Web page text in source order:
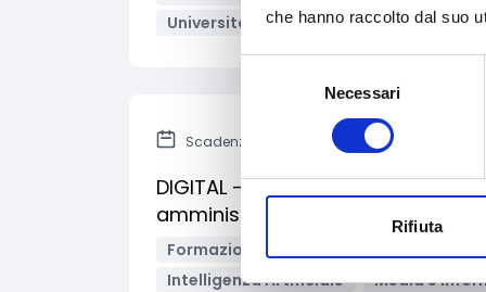
che hanno raccolto dal suo
Necessari
Rifiuta
Università/Centri di ricerca
Bandi
Scadenza: 19 maggio 2026
DIGITAL - Accelerare il miglior
amministrazioni innovative e
Formazione e lavoro
Intelligenza Artificiale
Media e